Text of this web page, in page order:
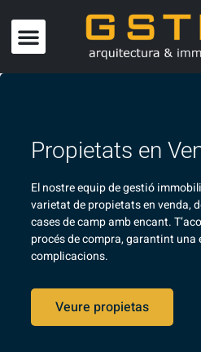
Propietats en
El nostre equip de gestió
varietat de propietats en venda,
cases de camp amb encant.
procés de compra, garantint una
complicacions.
Veure propietas